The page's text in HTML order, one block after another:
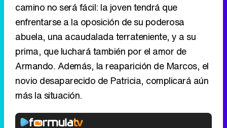
camino no será fácil: la joven tendrá que
enfrentarse a la oposición de su poderosa
abuela, una acaudalada terrateniente, y a su
prima, que luchará también por el amor de
Armando. Además, la reaparición de Marcos, el
novio desaparecido de Patricia, complicará aún
más la situación.